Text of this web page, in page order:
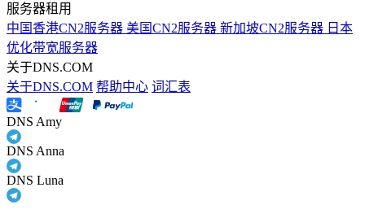
服务器租用
中国香港CN2服务器 美国CN2服务器 新加坡CN2服务器 日本
优化带宽服务器
关于DNS.COM
关于DNS.COM 帮助中心 词汇表
DNS Amy
DNS Anna
DNS Luna